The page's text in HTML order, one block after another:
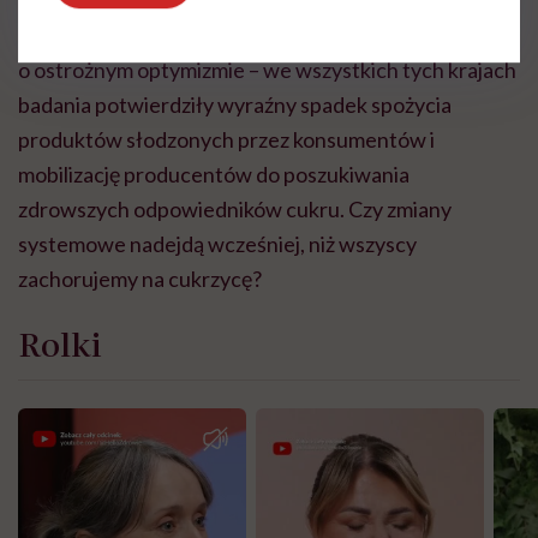
o ostrożnym optymizmie – we wszystkich tych krajach
badania potwierdziły wyraźny spadek spożycia
produktów słodzonych przez konsumentów i
mobilizację producentów do poszukiwania
zdrowszych odpowiedników cukru. Czy zmiany
systemowe nadejdą wcześniej, niż wszyscy
zachorujemy na cukrzycę?
Rolki